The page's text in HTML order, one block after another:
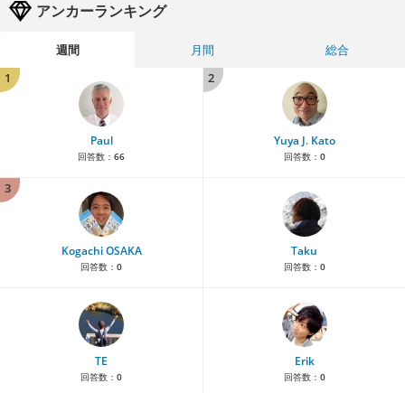
アンカーランキング
週間 月間
総合
1
Paul
回答数： 66
2
Yuya J. Kato
回答数： 0
3
Kogachi OSAKA
回答数： 0
Taku
回答数： 0
TE
回答数： 0
Erik
回答数： 0